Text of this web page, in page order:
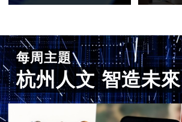
每周主題
杭州人文 智造未來